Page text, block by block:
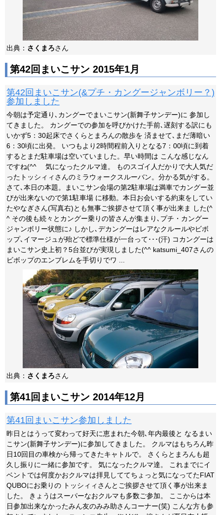
出典： さくまろさん
第42回まいこサン 2015年1月
第42回まいこサン(&プチ・カングージャンボリー？)
参加しました
今朝は予定通り､カングーでまいこサン(新舞子サンデー)に 参加し
てきました。 カングーでの参加を呼びかけた手前､遅刻する訳にも
いかず5：30起床でさくらとまろんの散歩を 済ませて､まだ薄暗い
6：30頃に出発。 いつもより2時間程前入りとなる7：00頃に到着
するとまだ駐車場は空いていました。早い時間は こんな感じなん
ですね(^^ゞ 気になったクルマ達。 ものスゴイ人だかりで大人気だ
ったトッシィィさんのミラウォークスルーバン。分かる気がする。
さて､本日の本題。まいこサン会場の第2駐車場は満車でカングー並
びが出来ないので第1駐車場 に移動。本日お会いする約束をしてい
たやなぎさん(写真右)とも無事ご挨拶させて頂く事が出来ま した(^
^ その後も続々とカングー乗りの皆さんが集まり､プチ・カングー
ジャンボリー状態に♪ しかし､デカングーはレアなクルールやビボ
ップ､イマージュが殆どで標準仕様が一台って･･･(汗) コカングーは
まいこサン史上初？5台並びが実現しました(^^ katsumi_407さんの
ビボップのエンブレムを手切りでワ ...
出典： さくまろさん
第41回まいこサン 2014年12月
第41回まいこサン参加しました
昨日とはうって変わって好天に恵まれた今朝､年内最後と なるまい
こサン(新舞子サンデー)に参加してきました。 クルマはもちろん昨
日10回目の車検から帰ってきたキャトルで。 さくらとまろんも超
久し振りに一緒に参加です。 気になったクルマ達。 これまでにイ
ベントでは何度かおクルマは拝見しててちょっと気になってたFIAT
QUBOにお乗りの トッシィィさんとご挨拶させて頂く事が出来ま
した。 きょうはスーパーなおクルマも多数ご参加。 ここからは本
日参加出来なかったみん友のみみ助さんコーナー(笑) こんな方も参